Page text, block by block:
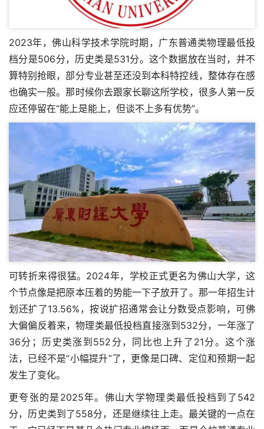
2023年，佛山科学技术学院时期，广东普通类物理最低投
档分是506分，历史类是531分。这个数据放在当时，并不
算特别抢眼，部分专业甚至还没到本科特控线，整体存在感
也确实一般。那时候你去跟家长聊这所学校，很多人第一反
应还停留在“能上是能上，但谈不上多有优势”。
可转折来得很猛。2024年，学校正式更名为佛山大学，这
个节点像是把原本压着的势能一下子放开了。那一年招生计
划还扩了13.56%，按说扩招通常会让分数受点影响，可佛
大偏偏反着来，物理类最低投档直接涨到532分，一年涨了
36分；历史类涨到552分，同比也上升了21分。这个涨
法，已经不是“小幅提升”了，更像是口碑、定位和预期一起
发生了变化。
更夸张的是2025年。佛山大学物理类最低投档到了542
分，历史类到了558分，还是继续往上走。最关键的一点在